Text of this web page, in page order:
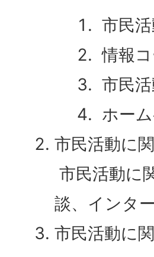
市民
情報
市民
ホー
市民活動に
市民活動に
談、インタ
市民活動に